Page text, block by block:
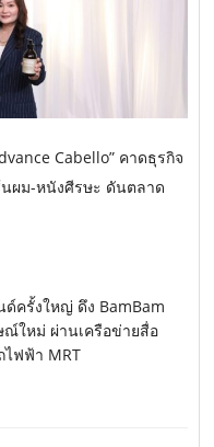
Cabello” คาดธุรกิจ
ผม-หนังศีรษะ ดันตลาด
ครั้งใหญ่ ดึง BamBam
ใหม่ ผ่านเครือข่ายสื่อ
ไฟฟ้า MRT